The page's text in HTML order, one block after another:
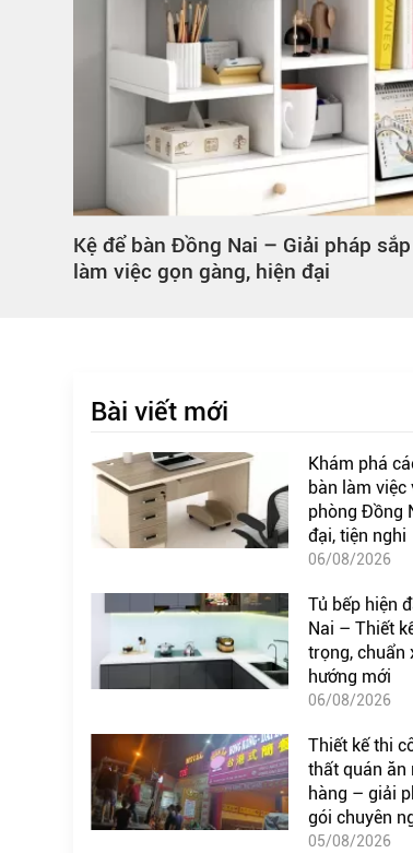
Kệ để bàn Đồng Nai – Giải pháp
làm việc gọn gàng, hiện đại
Bài viết mới
Khám phá
bàn làm việc
phòng Đồng
đại, tiện nghi
06/08/2026
Tủ bếp hiện
Nai – Thiết
trọng, chuẩn
hướng mới
06/08/2026
Thiết kế thi
thất quán ăn
hàng – giải
gói chuyên
05/08/2026